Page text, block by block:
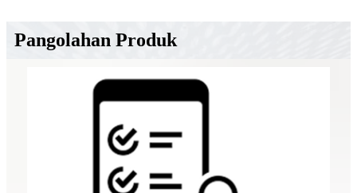
Pangolahan Produk